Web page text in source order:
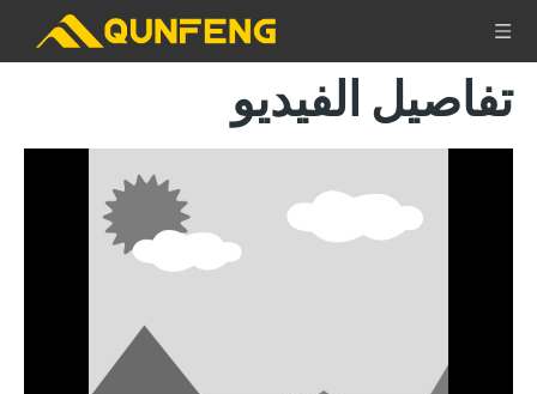
تفاصيل الفيديو